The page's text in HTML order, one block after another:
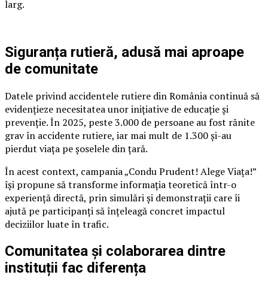
larg.
Siguranța rutieră, adusă mai aproape
de comunitate
Datele privind accidentele rutiere din România continuă să
evidențieze necesitatea unor inițiative de educație și
prevenție. În 2025, peste 3.000 de persoane au fost rănite
grav în accidente rutiere, iar mai mult de 1.300 și-au
pierdut viața pe șoselele din țară.
În acest context, campania „Condu Prudent! Alege Viața!”
își propune să transforme informația teoretică într-o
experiență directă, prin simulări și demonstrații care îi
ajută pe participanți să înțeleagă concret impactul
deciziilor luate în trafic.
Comunitatea și colaborarea dintre
instituții fac diferența